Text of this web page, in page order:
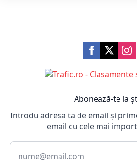
Abonează-te la
Introdu adresa ta de email și
email cu cele mai